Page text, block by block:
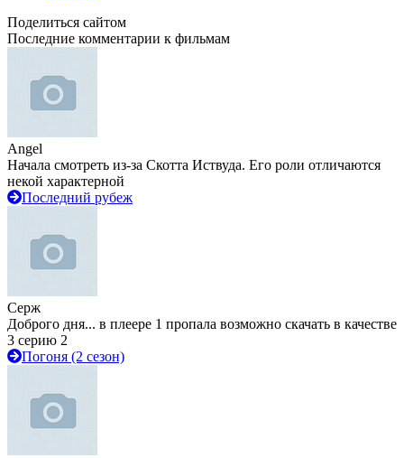
Поделиться сайтом
Последние комментарии к фильмам
Angel
Начала смотреть из-за Скотта Иствуда. Его роли отличаются
некой характерной
Последний рубеж
Серж
Доброго дня... в плеере 1 пропала возможно скачать в качестве
3 серию 2
Погоня (2 сезон)